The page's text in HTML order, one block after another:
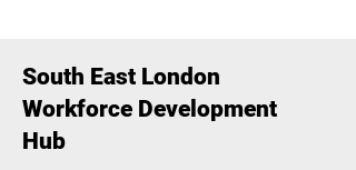
South East London
Workforce Development
Hub